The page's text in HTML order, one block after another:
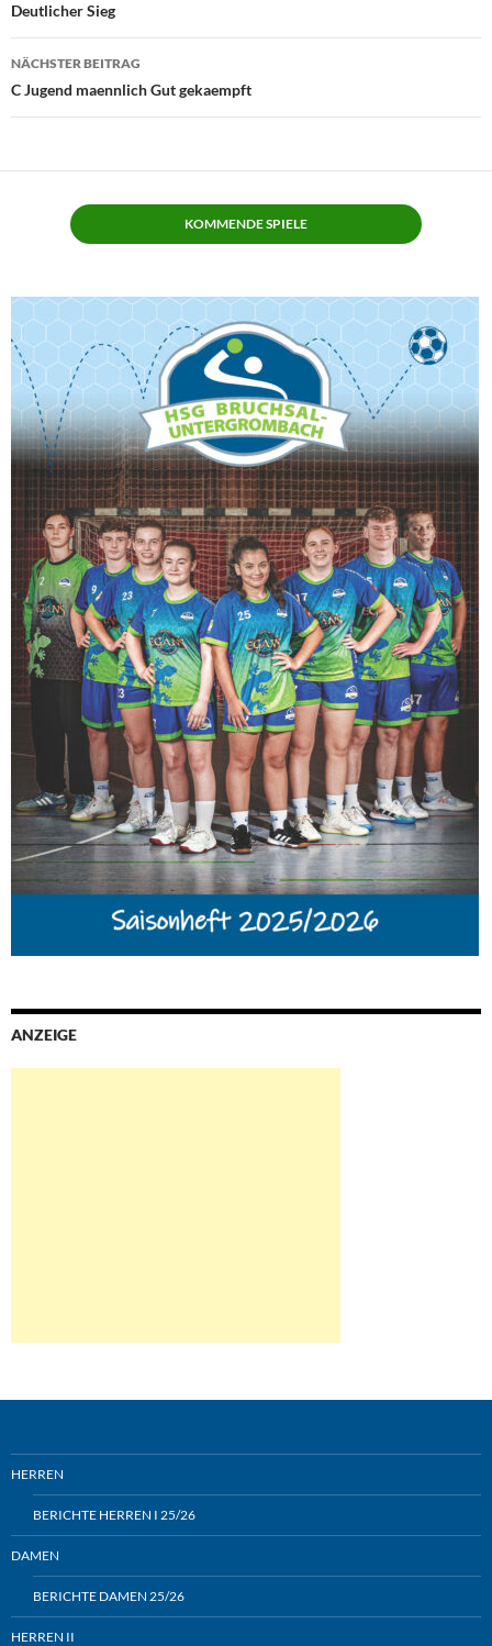
Deutlicher Sieg
NÄCHSTER BEITRAG
C Jugend maennlich Gut gekaempft
KOMMENDE SPIELE
ANZEIGE
HERREN
BERICHTE HERREN I 25/26
DAMEN
BERICHTE DAMEN 25/26
HERREN II